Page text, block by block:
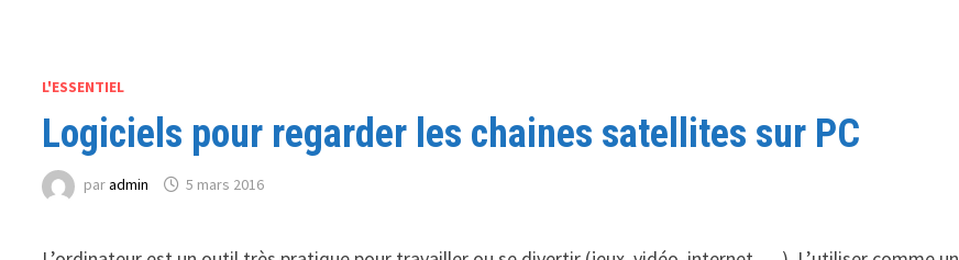
L'ESSENTIEL
Logiciels pour regarder les chaines satellites sur PC
paradmin 5 mars 2016